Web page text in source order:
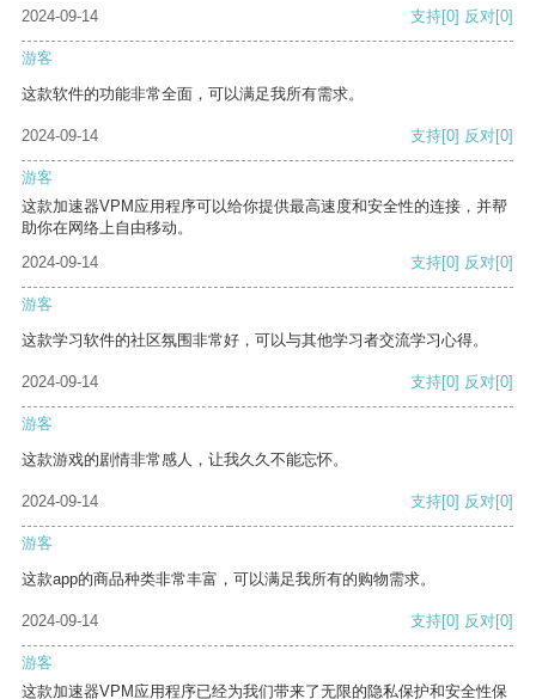
2024-09-14 支持[0] 反对[0]
游客
这款软件的功能非常全面，可以满足我所有需求。
2024-09-14 支持[0] 反对[0]
游客
这款加速器VPM应用程序可以给你提供最高速度和安全性的连接，并帮
助你在网络上自由移动。
2024-09-14
支持[0] 反对[0]
游客
这款学习软件的社区氛围非常好，可以与其他学习者交流学习心得。
2024-09-14 支持[0] 反对[0]
游客
这款游戏的剧情非常感人，让我久久不能忘怀。
2024-09-14 支持[0] 反对[0]
游客
这款app的商品种类非常丰富，可以满足我所有的购物需求。
2024-09-14 支持[0] 反对[0]
游客
这款加速器VPM应用程序已经为我们带来了无限的隐私保护和安全性保